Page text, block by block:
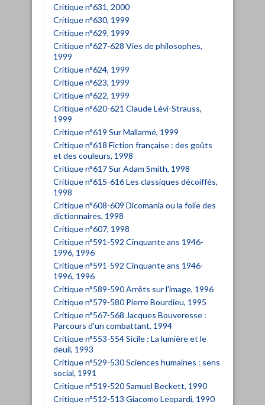
Critique n°631, 2000
Critique n°630, 1999
Critique n°629, 1999
Critique n°627-628 Vies de philosophes,
1999
Critique n°624, 1999
Critique n°623, 1999
Critique n°622, 1999
Critique n°620-621 Claude Lévi-Strauss,
1999
Critique n°619 Sur Mallarmé, 1999
Critique n°618 Fiction française : des goûts
et des couleurs, 1998
Critique n°617 Sur Adam Smith, 1998
Critique n°615-616 Les classiques décoiffés,
1998
Critique n°608-609 Dicomania ou la folie des
dictionnaires, 1998
Critique n°607, 1998
Critique n°591-592 Cinquante ans 1946-
1996, 1996
Critique n°591-592 Cinquante ans 1946-
1996, 1996
Critique n°589-590 Arrêts sur l'image, 1996
Critique n°579-580 Pierre Bourdieu, 1995
Critique n°567-568 Jacques Bouveresse :
Parcours d'un combattant, 1994
Critique n°553-554 Sicile : La lumière et le
deuil, 1993
Critique n°529-530 Sciences humaines : sens
social, 1991
Critique n°519-520 Samuel Beckett, 1990
Critique n°512-513 Giacomo Leopardi, 1990